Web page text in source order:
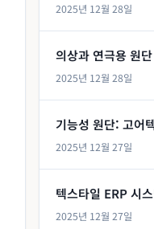
2025년 12월 28일
의상과 연극용 원단
2025년 12월 28일
기능성 원단: 고어
2025년 12월 27일
텍스타일 ERP 시
2025년 12월 27일